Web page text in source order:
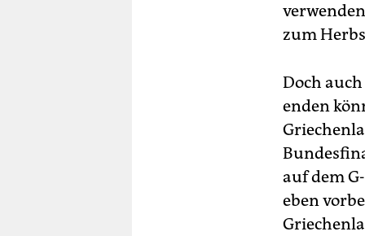
zum
Doch
enden
auf dem
eben